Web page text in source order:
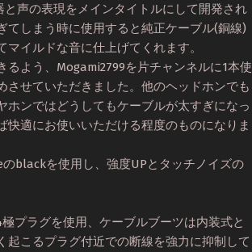
声の表現をメインタイトルにして開発され
てしまう時に使用すると純正ケーブル(銅線)
イルドな音に仕上げてくれます。
よう、Mogami2799を片チャンネルに1本使
させていただきました。他のヘッドホンでも
ホンではどうしてもケーブルが太すぎになっ
適にお使いいただける程度のものになりま
blackを使用し、強度UPとタッチノイズの
プラグを使用、ケーブルブーツは内装式と
起こるプラグ付近での断線を強力に抑制して